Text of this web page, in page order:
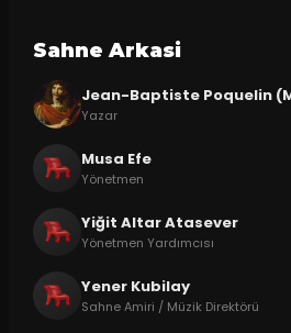
Sahne Arkasi
Jean-Baptiste Poquelin
Yazar
Musa Efe
Yönetmen
Yiğit Altar Atasever
Yönetmen Yardımcısı
Yener Kubilay
Sahne Amiri / Müzik Direktörü